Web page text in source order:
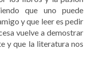
que uno puede
y que leer es pedir
vuelve a demostrar
y que la literatura nos